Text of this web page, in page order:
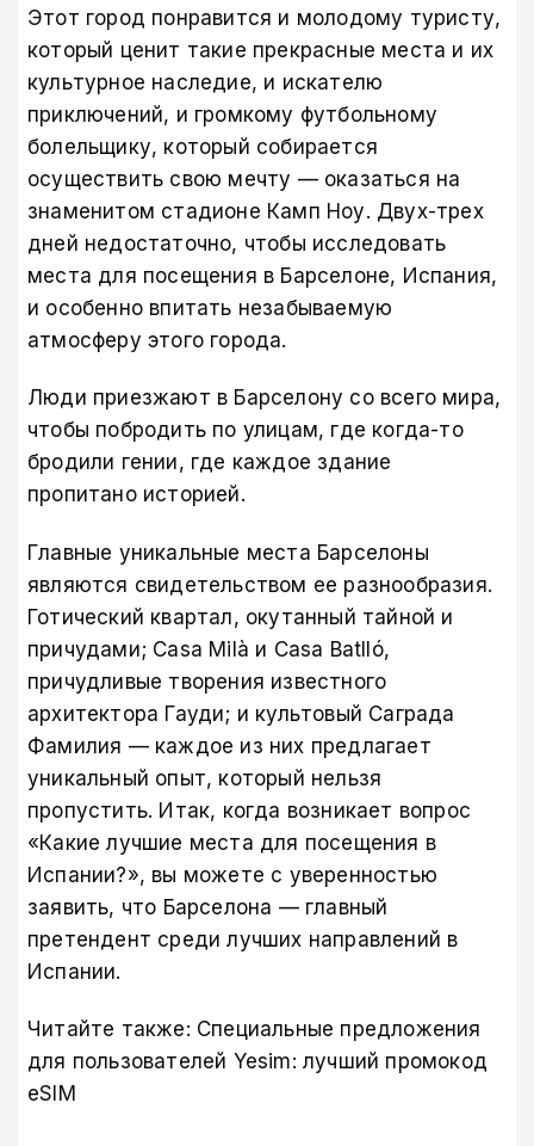
Этот город понравится и молодому туристу,
который ценит такие прекрасные места и их
культурное наследие, и искателю
приключений, и громкому футбольному
болельщику, который собирается
осуществить свою мечту — оказаться на
знаменитом стадионе Камп Ноу. Двух-трех
дней недостаточно, чтобы исследовать
места для посещения в Барселоне, Испания,
и особенно впитать незабываемую
атмосферу этого города.
Люди приезжают в Барселону со всего мира,
чтобы побродить по улицам, где когда-то
бродили гении, где каждое здание
пропитано историей.
Главные уникальные места Барселоны
являются свидетельством ее разнообразия.
Готический квартал, окутанный тайной и
причудами; Casa Milà и Casa Batlló,
причудливые творения известного
архитектора Гауди; и культовый Саграда
Фамилия — каждое из них предлагает
уникальный опыт, который нельзя
пропустить. Итак, когда возникает вопрос
«Какие лучшие места для посещения в
Испании?», вы можете с уверенностью
заявить, что Барселона — главный
претендент среди лучших направлений в
Испании.
Читайте также: Специальные предложения
для пользователей Yesim: лучший промокод
eSIM